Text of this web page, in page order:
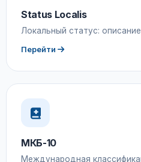
Status Localis
Локальный статус:
Перейти
МКБ-10
Международная